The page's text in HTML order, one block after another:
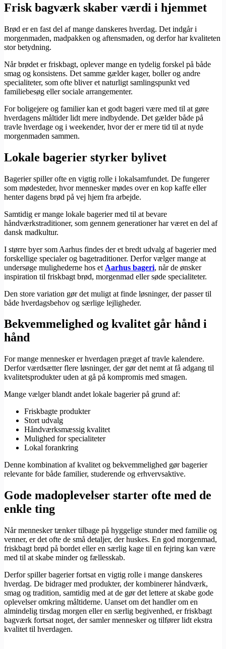
Frisk bagværk skaber værdi i hjemmet
Brød er en fast del af mange danskeres hverdag. Det indgår i
morgenmaden, madpakken og aftensmaden, og derfor har kvaliteten
stor betydning.
Når brødet er friskbagt, oplever mange en tydelig forskel på både
smag og konsistens. Det samme gælder kager, boller og andre
specialiteter, som ofte bliver et naturligt samlingspunkt ved
familiebesøg eller sociale arrangementer.
For boligejere og familier kan et godt bageri være med til at gøre
hverdagens måltider lidt mere indbydende. Det gælder både på
travle hverdage og i weekender, hvor der er mere tid til at nyde
morgenmaden sammen.
Lokale bagerier styrker bylivet
Bagerier spiller ofte en vigtig rolle i lokalsamfundet. De fungerer
som mødesteder, hvor mennesker mødes over en kop kaffe eller
henter dagens brød på vej hjem fra arbejde.
Samtidig er mange lokale bagerier med til at bevare
håndværkstraditioner, som gennem generationer har været en del af
dansk madkultur.
I større byer som Aarhus findes der et bredt udvalg af bagerier med
forskellige specialer og bagetraditioner. Derfor vælger mange at
undersøge mulighederne hos et Aarhus bageri, når de ønsker
inspiration til friskbagt brød, morgenmad eller søde specialiteter.
Den store variation gør det muligt at finde løsninger, der passer til
både hverdagsbehov og særlige lejligheder.
Bekvemmelighed og kvalitet går hånd i
hånd
For mange mennesker er hverdagen præget af travle kalendere.
Derfor værdsætter flere løsninger, der gør det nemt at få adgang til
kvalitetsprodukter uden at gå på kompromis med smagen.
Mange vælger blandt andet lokale bagerier på grund af:
Friskbagte produkter
Stort udvalg
Håndværksmæssig kvalitet
Mulighed for specialiteter
Lokal forankring
Denne kombination af kvalitet og bekvemmelighed gør bagerier
relevante for både familier, studerende og erhvervsaktive.
Gode madoplevelser starter ofte med de
enkle ting
Når mennesker tænker tilbage på hyggelige stunder med familie og
venner, er det ofte de små detaljer, der huskes. En god morgenmad,
friskbagt brød på bordet eller en særlig kage til en fejring kan være
med til at skabe minder og fællesskab.
Derfor spiller bagerier fortsat en vigtig rolle i mange danskeres
hverdag. De bidrager med produkter, der kombinerer håndværk,
smag og tradition, samtidig med at de gør det lettere at skabe gode
oplevelser omkring måltiderne. Uanset om det handler om en
almindelig tirsdag morgen eller en særlig begivenhed, er friskbagt
bagværk fortsat noget, der samler mennesker og tilfører lidt ekstra
kvalitet til hverdagen.